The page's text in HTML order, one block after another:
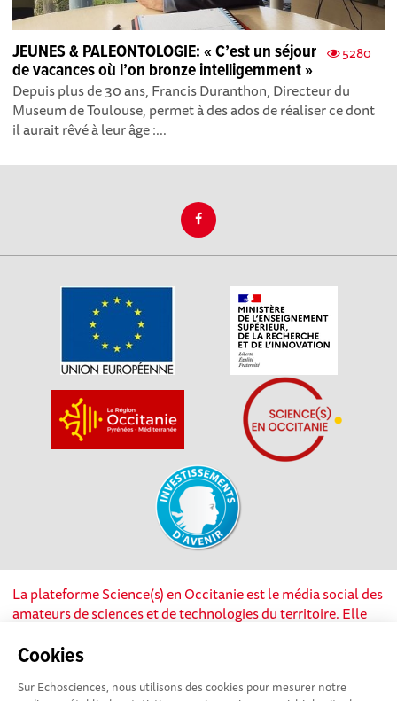
Cookies
Sur Echosciences, nous utilisons des cookies pour mesurer notre
5280
JEUNES & PALEONTOLOGIE: « C’est un séjour
de vacances où l’on bronze intelligemment »
Depuis plus de 30 ans, Francis Duranthon, Directeur du
Museum de Toulouse, permet à des ados de réaliser ce dont
il aurait rêvé à leur âge :...
La plateforme Science(s) en Occitanie est le média social des
amateurs de sciences et de technologies du territoire. Elle
soutien de nombreux acteurs locaux. Ce projet est cofinancé
l’Union européenne via les fonds européen de